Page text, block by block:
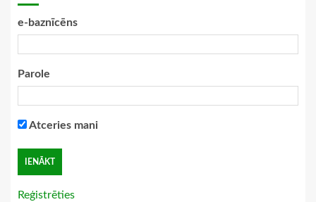
e-baznīcēns
Parole
Atceries mani
Reģistrēties